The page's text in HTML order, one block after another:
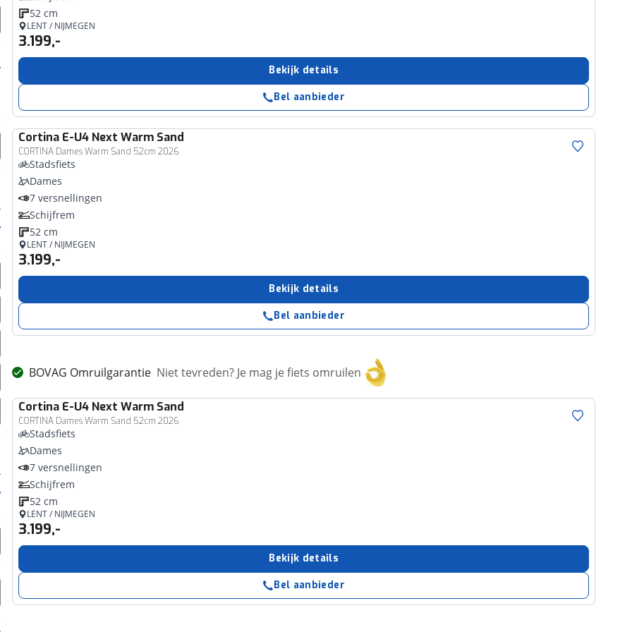
52 cm
LENT / NIJMEGEN
3.199,-
Bekijk details
Bel aanbieder
Cortina E-U4 Next Warm Sand
CORTINA Dames Warm Sand 52cm 2026
Stadsfiets
Dames
7 versnellingen
Schijfrem
52 cm
LENT / NIJMEGEN
3.199,-
Bekijk details
Bel aanbieder
BOVAG Omruilgarantie Niet tevreden? Je mag je fiets omruilen
Cortina E-U4 Next Warm Sand
CORTINA Dames Warm Sand 52cm 2026
Stadsfiets
Dames
7 versnellingen
Schijfrem
52 cm
LENT / NIJMEGEN
3.199,-
Bekijk details
Bel aanbieder